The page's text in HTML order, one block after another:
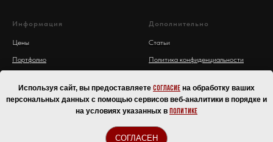
Информация
Цены
Портфолио
Дополнительно
Статьи
Политика конфиденциальности
Используя сайт, вы предоставляете согласие на обработку ваших
персональных данных с помощью сервисов веб-аналитики в порядке и
на условиях указанных в
Политике
СОГЛАСЕН